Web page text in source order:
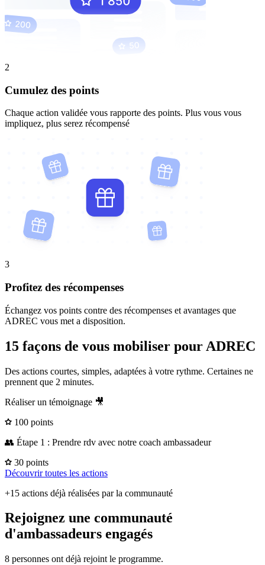
2
Cumulez des points
Chaque action validée vous rapporte des points. Plus vous vous
impliquez, plus serez récompensé
3
Profitez des récompenses
Échangez vos points contre des récompenses et avantages que
ADREC vous met a disposition.
15 façons de vous mobiliser pour ADREC
Des actions courtes, simples, adaptées à votre rythme. Certaines ne
prennent que 2 minutes.
Réaliser un témoignage 🎥
100 points
👥 Étape 1 : Prendre rdv avec notre coach ambassadeur
30 points
Découvrir toutes les actions
+15 actions déjà réalisées par la communauté
Rejoignez une communauté
d'ambassadeurs engagés
8 personnes ont déjà rejoint le programme.